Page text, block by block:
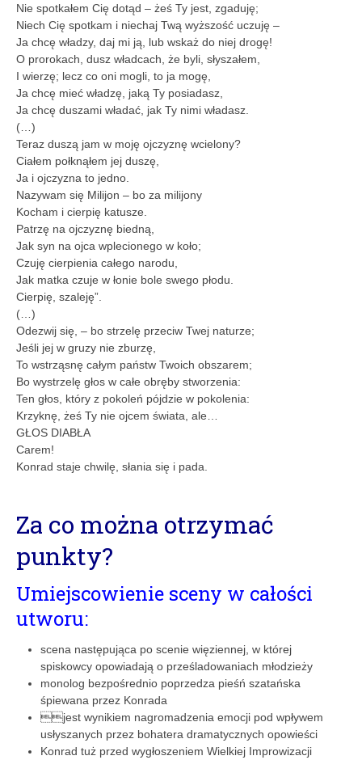
Nie spotkałem Cię dotąd – żeś Ty jest, zgaduję;
Niech Cię spotkam i niechaj Twą wyższość uczuję –
Ja chcę władzy, daj mi ją, lub wskaż do niej drogę!
O prorokach, dusz władcach, że byli, słyszałem,
I wierzę; lecz co oni mogli, to ja mogę,
Ja chcę mieć władzę, jaką Ty posiadasz,
Ja chcę duszami władać, jak Ty nimi władasz.
(…)
Teraz duszą jam w moję ojczyznę wcielony?
Ciałem połknąłem jej duszę,
Ja i ojczyzna to jedno.
Nazywam się Milijon – bo za milijony
Kocham i cierpię katusze.
Patrzę na ojczyznę biedną,
Jak syn na ojca wplecionego w koło;
Czuję cierpienia całego narodu,
Jak matka czuje w łonie bole swego płodu.
Cierpię, szaleję”.
(…)
Odezwij się, – bo strzelę przeciw Twej naturze;
Jeśli jej w gruzy nie zburzę,
To wstrząsnę całym państw Twoich obszarem;
Bo wystrzelę głos w całe obręby stworzenia:
Ten głos, który z pokoleń pójdzie w pokolenia:
Krzyknę, żeś Ty nie ojcem świata, ale…
GŁOS DIABŁA
Carem!
Konrad staje chwilę, słania się i pada.
Za co można otrzymać
punkty?
Umiejscowienie sceny w całoś­ci
utworu:
scena następująca po scenie więziennej, w której
spiskowcy opowiadają o prześladowaniach młodzieży
monolog bezpośrednio poprzedza pieśń szatańska
śpiewana przez Konrada
jest wynikiem nagromadzenia emocji pod wpływem
usłyszanych przez bohatera dramatycznych opowieści
Konrad tuż przed wygłoszeniem Wielkiej Improwizacji